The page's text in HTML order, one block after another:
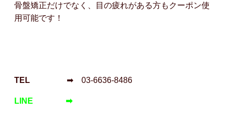
骨盤矯正だけでなく、目の疲れがある方もクーポン使
用可能です！
TEL ➡ 03-6636-8486
LINE ➡